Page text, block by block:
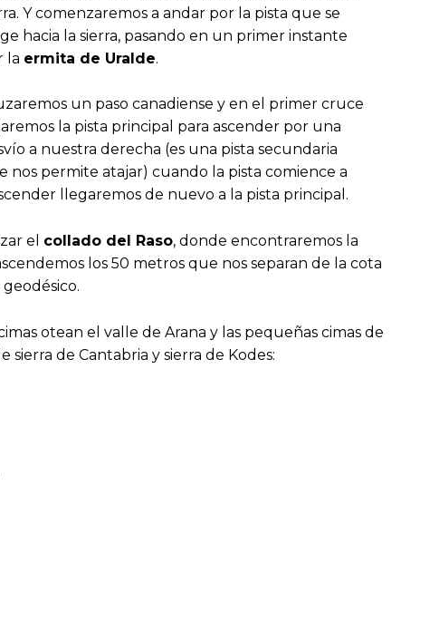
Y comenzaremos a andar por la pista que se
hacia la sierra, pasando en un primer instante
la ermita de Uralde.
un paso canadiense y en el primer cruce
la pista principal para ascender por una
a nuestra derecha (es una pista secundaria
nos permite atajar) cuando la pista comience a
llegaremos de nuevo a la pista principal.
el collado del Raso, donde encontraremos la
los 50 metros que nos separan de la cota
otean el valle de Arana y las pequeñas cimas de
sierra de Cantabria y sierra de Kodes: